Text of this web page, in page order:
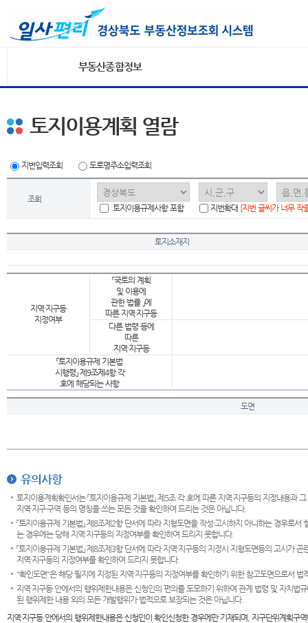
부동산종합정보
토지이용계획 열람
지번입력조회 도로명주소입력조회
조회
토지이용규제사항 포함
지번확대 [지번 글씨가 너무 작
토지소재지
지역·지구등
지정여부
「국토의 계획
및 이용에
관한 법률 」에
따른 지역·지구등
다른 법령 등에
따른
지역·지구등
「토지이용규제 기본법
시행령」 제9조제4항 각
호에 해당되는 사항
도면
유의사항
토지이용계획확인서는 「토지이용규제 기본법」 제5조 각 호에 따른 지역·지구등의 지정내용
지역·지구·구역 등의 명칭을 쓰는 모든 것을 확인하여 드리는 것은 아닙니다.
「토지이용규제 기본법」 제8조제2항 단서에 따라 지형도면을 작성·고시하지 아니하는 경우로
는 경우에는 당해 지역·지구등의 지정여부를 확인하여 드리지 못합니다.
「토지이용규제 기본법」 제8조제3항 단서에 따라 지역·지구등의 지정시 지형도면등의 고시가
지역·지구등의 지정여부를 확인하여 드리지 못합니다.
"확인도면"은 해당 필지에 지정된 지역·지구등의 지정여부를 확인하기 위한 참고도면으로서
지역·지구등 안에서의 행위제한내용은 신청인의 편의를 도모하기 위하여 관계 법령 및 자치
된 행위제한 내용 외의 모든 개발행위가 법적으로 보장되는 것은 아닙니다.
지역·지구등 안에서의 행위제한내용은 신청인이 확인신청한 경우에만 기재되며, 지구단위계획